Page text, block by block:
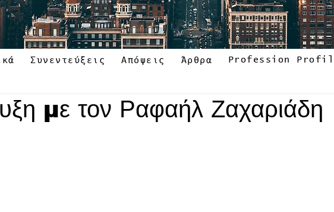
Συνεντεύξεις Απόψεις Άρθρα Profession
με τον Ραφαήλ Ζαχαριάδη